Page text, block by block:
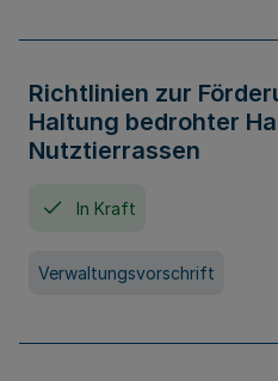
Richtlinien zur
Haltung bedrohter
Nutztierrassen
In Kraft
Verwaltungsvorschrift